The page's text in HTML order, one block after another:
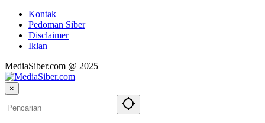
Kontak
Pedoman Siber
Disclaimer
Iklan
MediaSiber.com @ 2025
×